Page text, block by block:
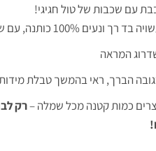
הוא:
69 ₪.
עם שכבות של טול חגיגי!
100% כותנה, עם שכבת טול מפנק
המראה
הברך, ראי בהמשך טבלת
כמות קטנה מכל שמלה –רק